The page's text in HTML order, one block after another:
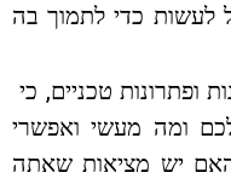
כדי לתמוך בה
ופתרונות טכניים, כי
ומה מעשי ואפשרי
יש מציאות שאתה